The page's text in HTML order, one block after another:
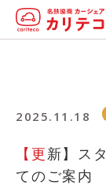
ステーション検索
大阪エリア
2025.11.18
【更新】スタッドレスタイヤ装着車両につい
てのご案内